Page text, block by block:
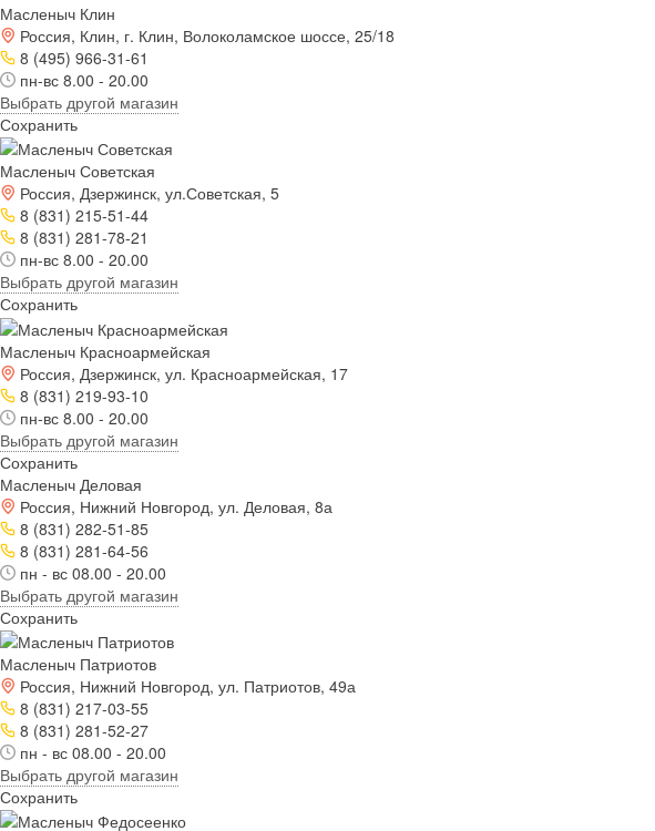
Масленыч Клин
Россия, Клин, г. Клин, Волоколамское шоссе, 25/18
8 (495) 966-31-61
пн-вс 8.00 - 20.00
Выбрать другой магазин
Сохранить
Масленыч Советская
Россия, Дзержинск, ул.Советская, 5
8 (831) 215-51-44
8 (831) 281-78-21
пн-вс 8.00 - 20.00
Выбрать другой магазин
Сохранить
Масленыч Красноармейская
Россия, Дзержинск, ул. Красноармейская, 17
8 (831) 219-93-10
пн-вс 8.00 - 20.00
Выбрать другой магазин
Сохранить
Масленыч Деловая
Россия, Нижний Новгород, ул. Деловая, 8а
8 (831) 282-51-85
8 (831) 281-64-56
пн - вс 08.00 - 20.00
Выбрать другой магазин
Сохранить
Масленыч Патриотов
Россия, Нижний Новгород, ул. Патриотов, 49а
8 (831) 217-03-55
8 (831) 281-52-27
пн - вс 08.00 - 20.00
Выбрать другой магазин
Сохранить